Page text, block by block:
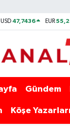
USD 47,7436 EUR
Gündem
Köşe Yazarları